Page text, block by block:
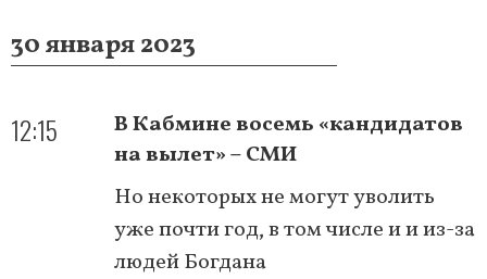
30 января 2023
12:15
В Кабмине восемь «кандидатов
на вылет» – СМИ
Но некоторых не могут уволить
уже почти год, в том числе и и из-за
людей Богдана